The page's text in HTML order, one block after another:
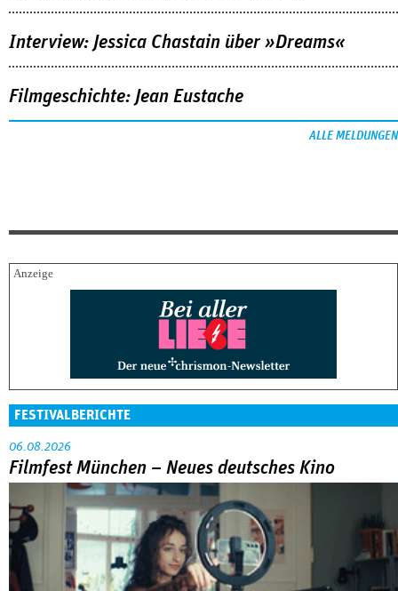
Interview: Jessica Chastain über »Dreams«
Filmgeschichte: Jean Eustache
ALLE MELDUNGEN
FESTIVALBERICHTE
06.08.2026
Filmfest München – Neues deutsches Kino